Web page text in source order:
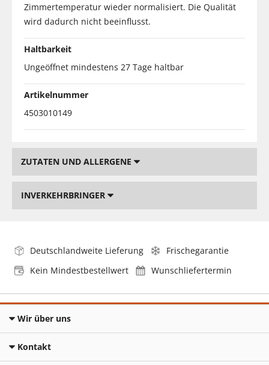
Zimmertemperatur wieder normalisiert. Die Qualität
wird dadurch nicht beeinflusst.
Haltbarkeit
Ungeöffnet mindestens 27 Tage haltbar
Artikelnummer
4503010149
ZUTATEN UND ALLERGENE
INVERKEHRBRINGER
Deutschlandweite Lieferung
Frischegarantie
Kein Mindestbestellwert
Wunschliefertermin
Wir über uns
Kontakt